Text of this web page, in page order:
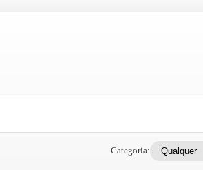
Categoria: